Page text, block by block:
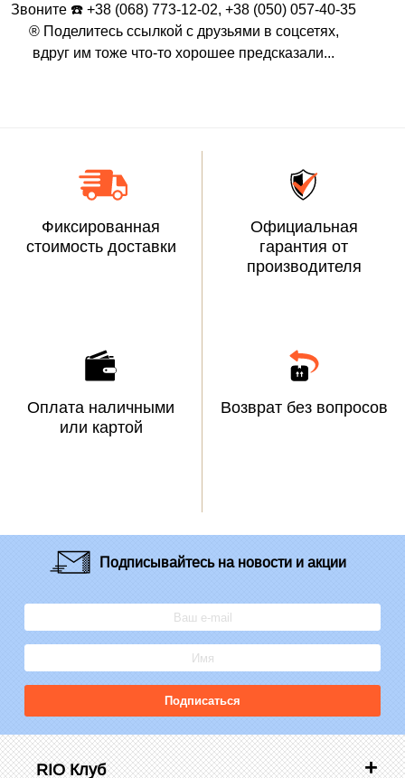
Звоните ☎️ +38 (068) 773-12-02, +38 (050) 057-40-35
® Поделитесь ссылкой с друзьями в соцсетях,
вдруг им тоже что-то хорошее предсказали...
Фиксированная
стоимость доставки
Официальная
гарантия от
производителя
Оплата наличными
или картой
Возврат без вопросов
Подписывайтесьна новости и акции
Подписаться
RIO Клуб